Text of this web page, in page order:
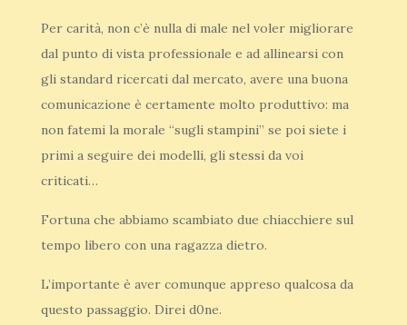
Per carità, non c’è nulla di male nel voler migliorare
dal punto di vista professionale e ad allinearsi con
gli standard ricercati dal mercato, avere una buona
comunicazione è certamente molto produttivo: ma
non fatemi la morale “sugli stampini” se poi siete i
primi a seguire dei modelli, gli stessi da voi
criticati…
Fortuna che abbiamo scambiato due chiacchiere sul
tempo libero con una ragazza dietro.
L’importante è aver comunque appreso qualcosa da
questo passaggio. Direi d0ne.